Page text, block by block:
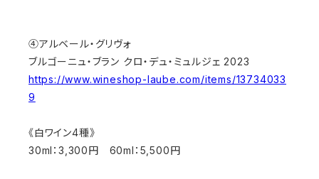
④アルベール・グリヴォ
ブルゴーニュ・ブラン クロ・デュ・ミュルジェ 2023
https://www.wineshop-laube.com/items/13734033
9
《白ワイン4種》
30ml：3,300円 60ml：5,500円